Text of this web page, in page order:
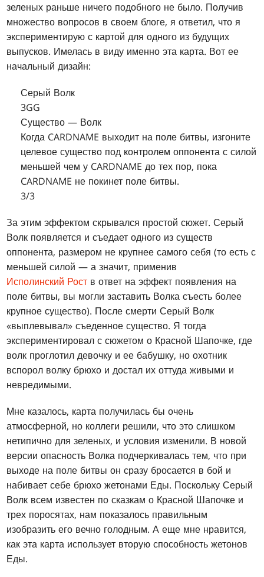
зеленых раньше ничего подобного не было. Получив
множество вопросов в своем блоге, я ответил, что я
экспериментирую с картой для одного из будущих
выпусков. Имелась в виду именно эта карта. Вот ее
начальный дизайн:
Серый Волк
3GG
Существо — Волк
Когда CARDNAME выходит на поле битвы, изгоните
целевое существо под контролем оппонента с силой
меньшей чем у CARDNAME до тех пор, пока
CARDNAME не покинет поле битвы.
3/3
За этим эффектом скрывался простой сюжет. Серый
Волк появляется и съедает одного из существ
оппонента, размером не крупнее самого себя (то есть с
меньшей силой — а значит, применив
Исполинский Рост в ответ на эффект появления на
поле битвы, вы могли заставить Волка съесть более
крупное существо). После смерти Серый Волк
«выплевывал» съеденное существо. Я тогда
экспериментировал с сюжетом о Красной Шапочке, где
волк проглотил девочку и ее бабушку, но охотник
вспорол волку брюхо и достал их оттуда живыми и
невредимыми.
Мне казалось, карта получилась бы очень
атмосферной, но коллеги решили, что это слишком
нетипично для зеленых, и условия изменили. В новой
версии опасность Волка подчеркивалась тем, что при
выходе на поле битвы он сразу бросается в бой и
набивает себе брюхо жетонами Еды. Поскольку Серый
Волк всем известен по сказкам о Красной Шапочке и
трех поросятах, нам показалось правильным
изобразить его вечно голодным. А еще мне нравится,
как эта карта использует вторую способность жетонов
Еды.